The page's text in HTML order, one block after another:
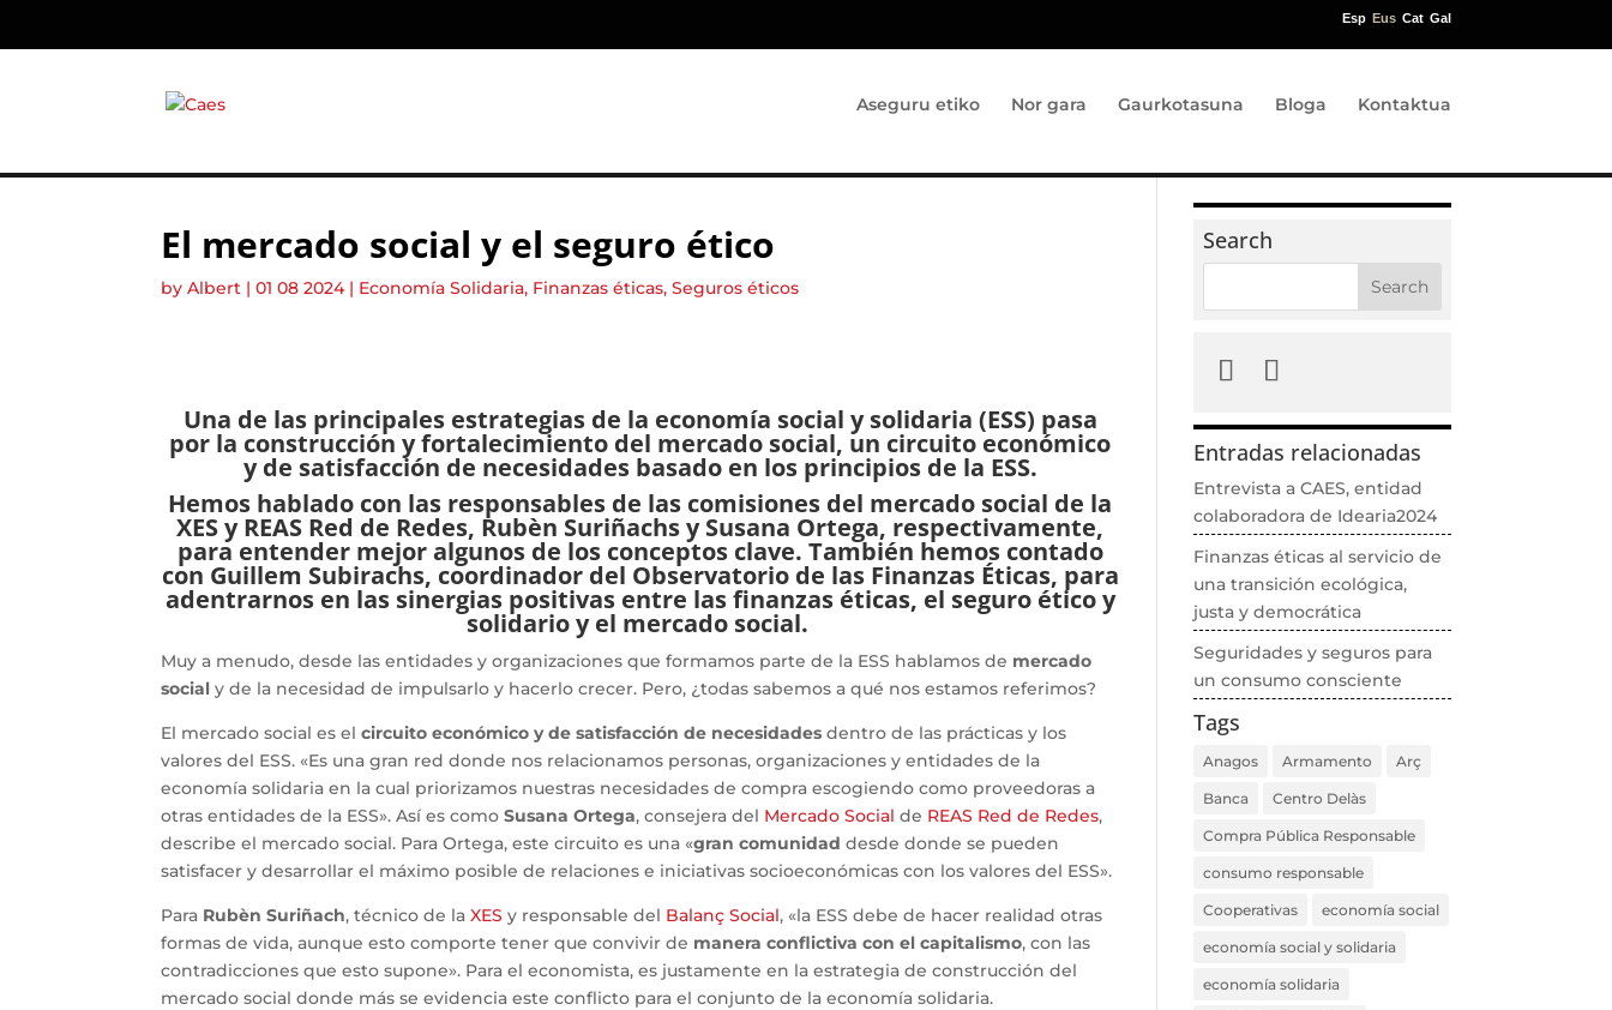
Esp Eus Cat Gal
Aseguru etiko Nor gara Gaurkotasuna Bloga Kontaktua
El mercado social y el seguro ético
byAlbert |01 08 2024| Economía Solidaria, Finanzas éticas,Seguros éticos
Una de las principales estrategias de la economía social y solidaria (ESS) pasa
por la construcción y fortalecimiento del mercado social, un circuito económico
y de satisfacción de necesidades basado en los principios de la ESS.
Hemos hablado con las responsables de las comisiones del mercado social de la
XES y REAS Red de Redes, Rubèn Suriñachs y Susana Ortega, respectivamente,
para entender mejor algunos de los conceptos clave. También hemos contado
con Guillem Subirachs, coordinador del Observatorio de las Finanzas Éticas, para
adentrarnos en las sinergias positivas entre las finanzas éticas, el seguro ético y
solidario y el mercado social.
Muy a menudo, desde las entidades y organizaciones que formamos parte de la ESS hablamos de mercado
social y de la necesidad de impulsarlo y hacerlo crecer. Pero, ¿todas sabemos a qué nos estamos referimos?
El mercado social es elcircuito económico y de satisfacción de necesidades dentro de las prácticas y los
valores del ESS. «Es una gran red donde nos relacionamos personas, organizaciones y entidades de la
economía solidaria en la cual priorizamos nuestras necesidades de compra escogiendo como proveedoras a
otras entidades de la ESS». Así es comoSusana Ortega, consejera del Mercado Social de REAS Red de Redes,
describe el mercado social. Para Ortega, este circuito es una «gran comunidad desde donde se pueden
satisfacer y desarrollar el máximo posible de relaciones e iniciativas socioeconómicas con los valores del ESS».
Para Rubèn Suriñach, técnico de laXES y responsable del Balanç Social, «la ESS debe de hacer realidad otras
formas de vida, aunque esto comporte tener que convivir de manera conflictiva con el capitalismo, con las
contradicciones que esto supone». Para el economista, es justamente en la estrategia de construcción del
mercado social donde más se evidencia este conflicto para el conjunto de la economía solidaria.
Search
Entradas relacionadas
Entrevista a CAES, entidad
colaboradora de Idearia2024
Finanzas éticas al servicio de
una transición ecológica,
justa y democrática
Seguridades y seguros para
un consumo consciente
Tags
Anagos Armamento Arç
Banca Centro Delàs
Compra Pública Responsable
consumo responsable
Cooperativas economía social
economía social y solidaria
economía solidaria